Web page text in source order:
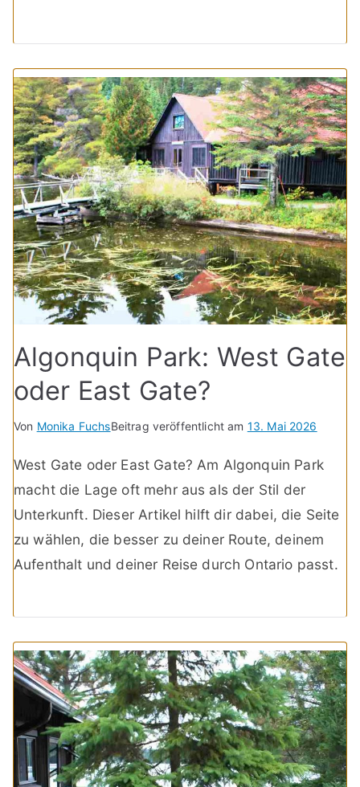
Algonquin Park: West Gate
oder East Gate?
Von Monika FuchsBeitrag veröffentlicht am 13. Mai 2026
West Gate oder East Gate? Am Algonquin Park
macht die Lage oft mehr aus als der Stil der
Unterkunft. Dieser Artikel hilft dir dabei, die Seite
zu wählen, die besser zu deiner Route, deinem
Aufenthalt und deiner Reise durch Ontario passt.